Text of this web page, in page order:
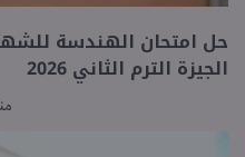
حل امتحان الهندسة
الجيزة الترم الثاني 2026